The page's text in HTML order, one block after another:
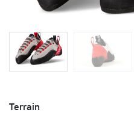
Terrain